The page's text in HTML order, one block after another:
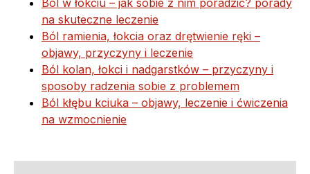
na skuteczne leczenie
Ból ramienia, łokcia oraz drętwienie ręki –
objawy, przyczyny i leczenie
Ból kolan, łokci i nadgarstków – przyczyny i
sposoby radzenia sobie z problemem
Ból kłębu kciuka – objawy, leczenie i ćwiczenia
na wzmocnienie